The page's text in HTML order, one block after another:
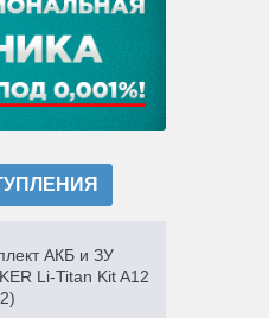
АКБ и ЗУ
Li-Titan Kit A12